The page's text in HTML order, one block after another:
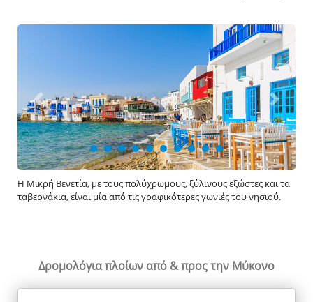
Δρομολόγια πλοίων από & προς την Μύκονο
εξώστες και τα
γωνιές του νησιού.
Παρά την μεγάλη τουριστική της ανάπτυξη, η
να διατηρεί τον παραδοσιακό της χαρακτήρα